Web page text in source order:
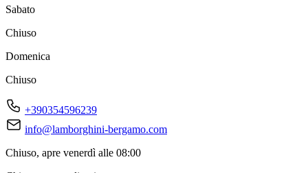
Sabato
Chiuso
Domenica
Chiuso
+390354596239
info@lamborghini-bergamo.com
Chiuso, apre venerdì alle 08:00